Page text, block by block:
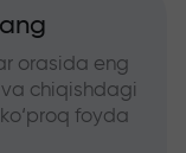
orasida eng
chiqishdagi
foyda